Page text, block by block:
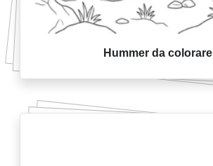
Hummer da colorare